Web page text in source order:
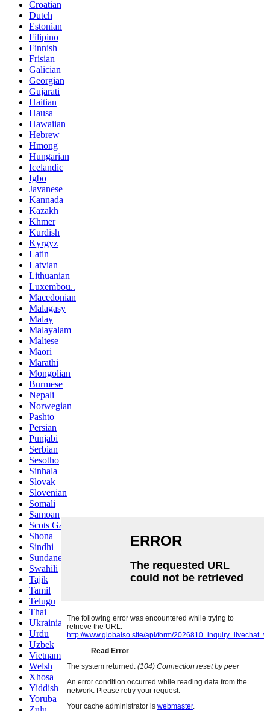
Croatian
Dutch
Estonian
Filipino
Finnish
Frisian
Galician
Georgian
Gujarati
Haitian
Hausa
Hawaiian
Hebrew
Hmong
Hungarian
Icelandic
Igbo
Javanese
Kannada
Kazakh
Khmer
Kurdish
Kyrgyz
Latin
Latvian
Lithuanian
Luxembou..
Macedonian
Malagasy
Malay
Malayalam
Maltese
Maori
Marathi
Mongolian
Burmese
Nepali
Norwegian
Pashto
Persian
Punjabi
Serbian
Sesotho
Sinhala
Slovak
Slovenian
Somali
Samoan
Scots Gaelic
Shona
Sindhi
Sundanese
Swahili
Tajik
Tamil
Telugu
Thai
Ukrainian
Urdu
Uzbek
Vietnamese
Welsh
Xhosa
Yiddish
Yoruba